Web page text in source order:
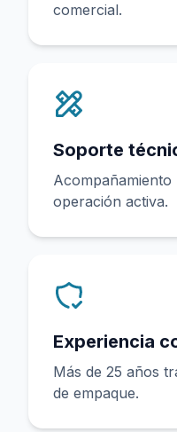
comercial.
Soporte
operación activa.
Experiencia
Más de 25 años
de empaque.